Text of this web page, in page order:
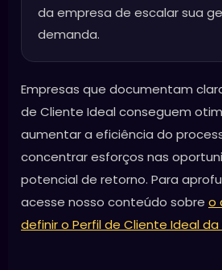
da empresa de escalar sua
demanda.
Empresas que documentam
de Cliente Ideal conseguem
aumentar a eficiência do
concentrar esforços nas
potencial de retorno. Para
acesse nosso conteúdo sobre o
definir o Perfil de Cliente Ideal